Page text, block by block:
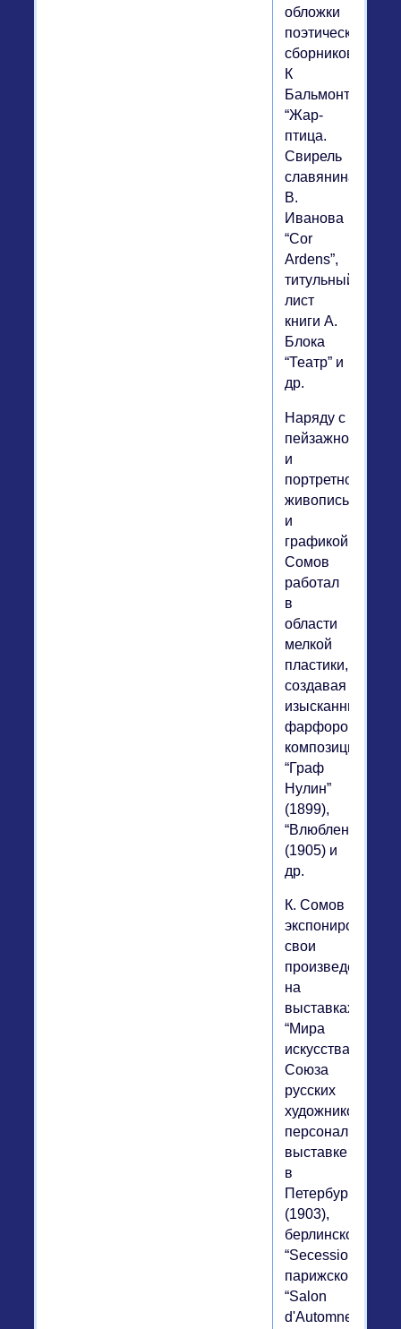
обложки
поэтических
сборников
К
Бальмонта
“Жар-
птица.
Свирель
славянина”,
В.
Иванова
“Cor
Ardens”,
титульный
лист
книги А.
Блока
“Театр” и
др.
Наряду с
пейзажной
и
портретной
живописью
и
графикой
Сомов
работал
в
области
мелкой
пластики,
создавая
изысканные
фарфоровые
композиции:
“Граф
Нулин”
(1899),
“Влюбленные”
(1905) и
др.
К. Сомов
экспонировал
свои
произведения
на
выставках
“Мира
искусства”,
Союза
русских
художников,
персональной
выставке
в
Петербурге
(1903),
берлинском
“Secession”,
парижском
“Salon
d'Automne”